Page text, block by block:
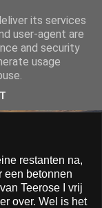
restanten na,
een betonnen
Teerose I vrij
over. Wel is het
its services
user-agent are
and security
usage